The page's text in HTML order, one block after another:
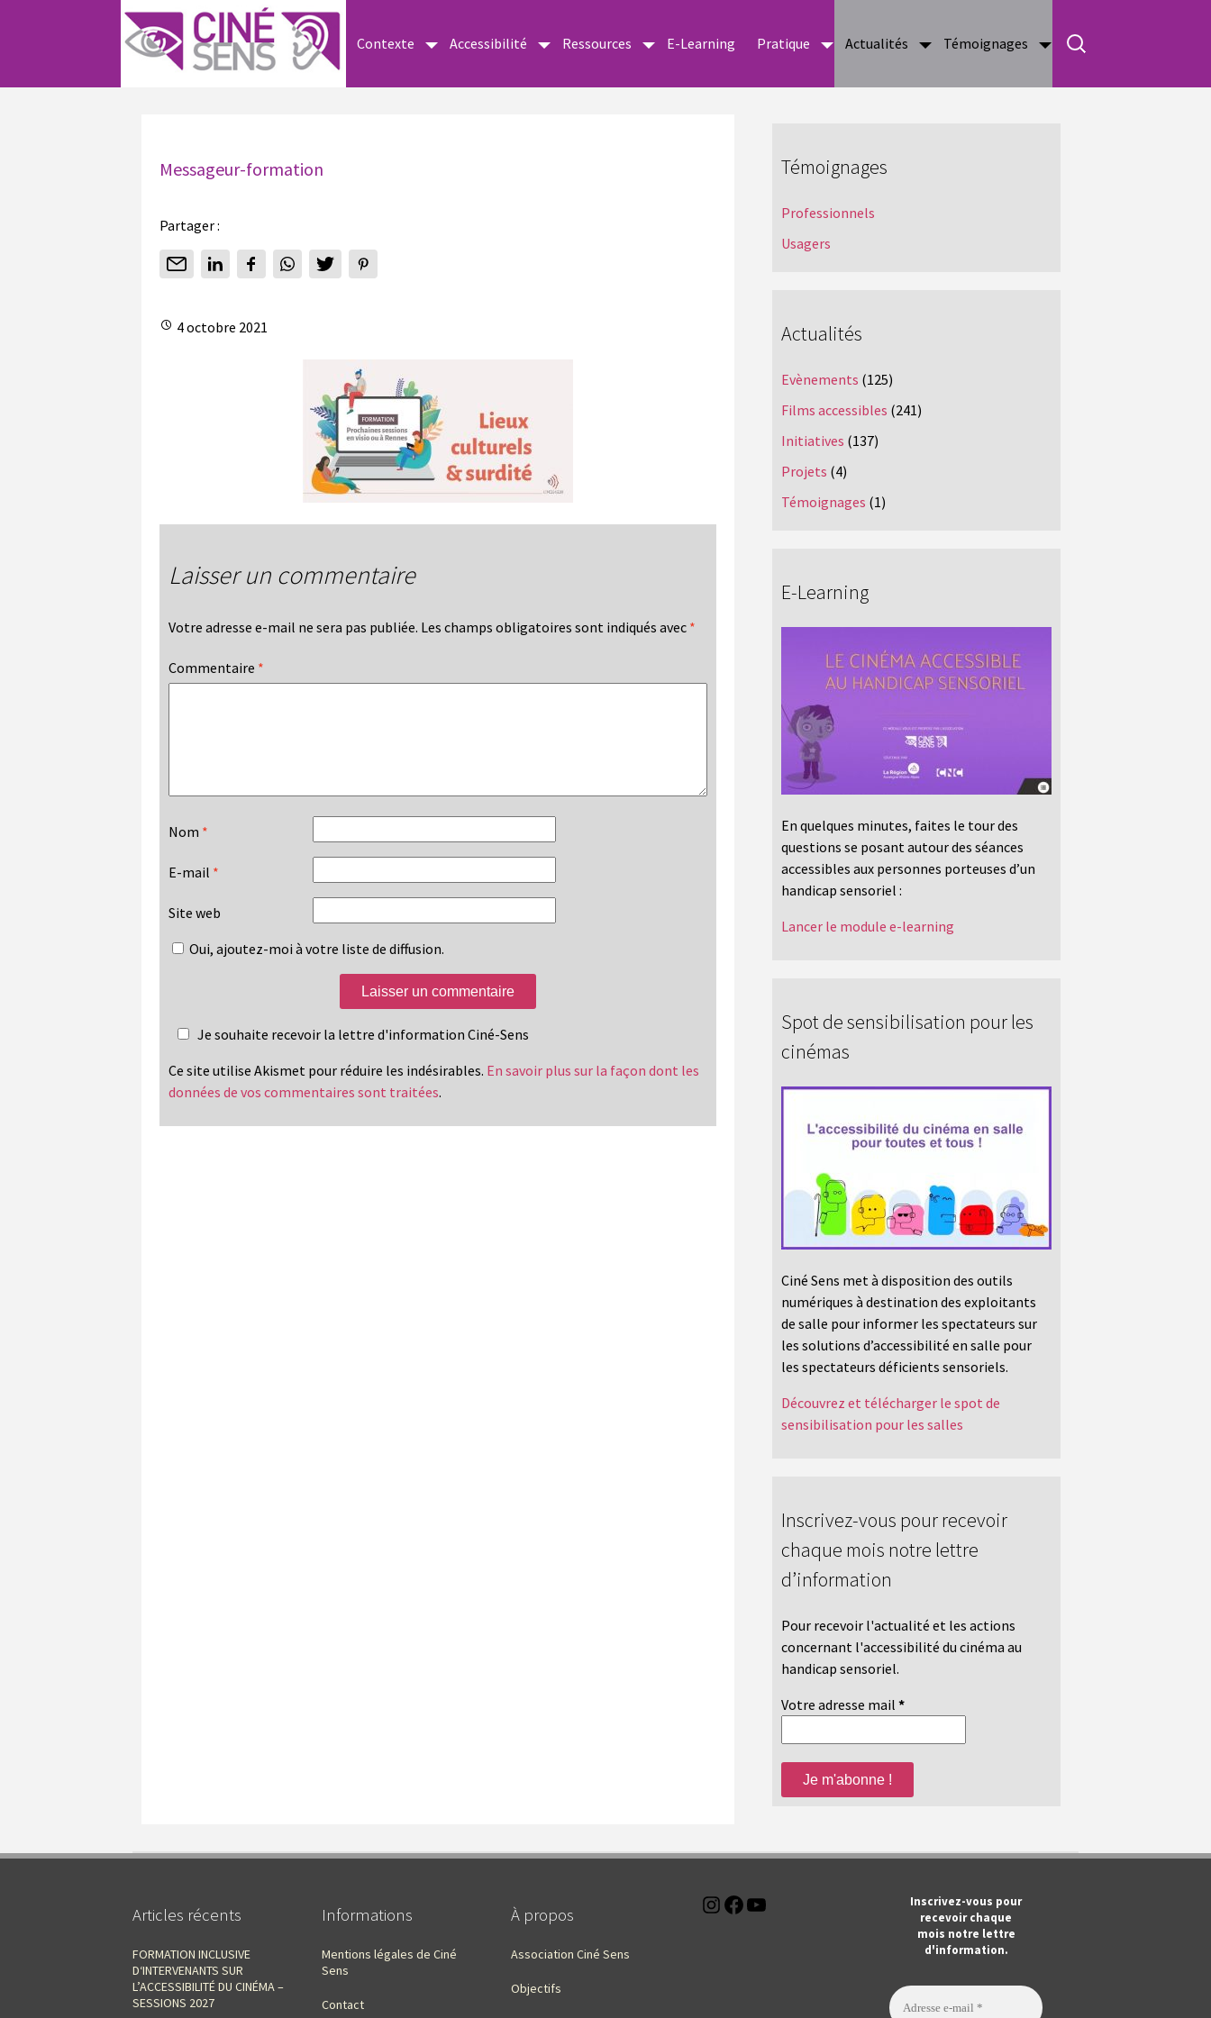
Contexte Accessibilité Ressources E-Learning Pratique Actualités Témoignages
Messageur-formation
Partager :
4 octobre 2021
Laisser un commentaire
Votre adresse e-mail ne sera pas publiée. Les champs obligatoires sont indiqués avec *
Commentaire *
Nom *
E-mail *
Site web
Oui, ajoutez-moi à votre liste de diffusion.
Je souhaite recevoir la lettre d'information Ciné-Sens
Ce site utilise Akismet pour réduire les indésirables. En savoir plus sur la façon dont les
données de vos commentaires sont traitées.
Témoignages
Professionnels
Usagers
Actualités
Evènements (125)
Films accessibles (241)
Initiatives (137)
Projets (4)
Témoignages (1)
E-Learning
En quelques minutes, faites le tour des
questions se posant autour des séances
accessibles aux personnes porteuses d’un
handicap sensoriel :
Lancer le module e-learning
Spot de sensibilisation pour les
cinémas
Ciné Sens met à disposition des outils
numériques à destination des exploitants
de salle pour informer les spectateurs sur
les solutions d’accessibilité en salle pour
les spectateurs déficients sensoriels.
Découvrez et télécharger le spot de
sensibilisation pour les salles
Inscrivez-vous pour recevoir
chaque mois notre lettre
d’information
Pour recevoir l'actualité et les actions
concernant l'accessibilité du cinéma au
handicap sensoriel.
Votre adresse mail *
Articles récents
FORMATION INCLUSIVE
D‘INTERVENANTS SUR
L’ACCESSIBILITÉ DU CINÉMA –
SESSIONS 2027
Informations
Mentions légales de Ciné
Sens
Contact
À propos
Association Ciné Sens
Objectifs
Instagram
Facebook
Inscrivez-vous pour
recevoir chaque
mois notre lettre
d'information.